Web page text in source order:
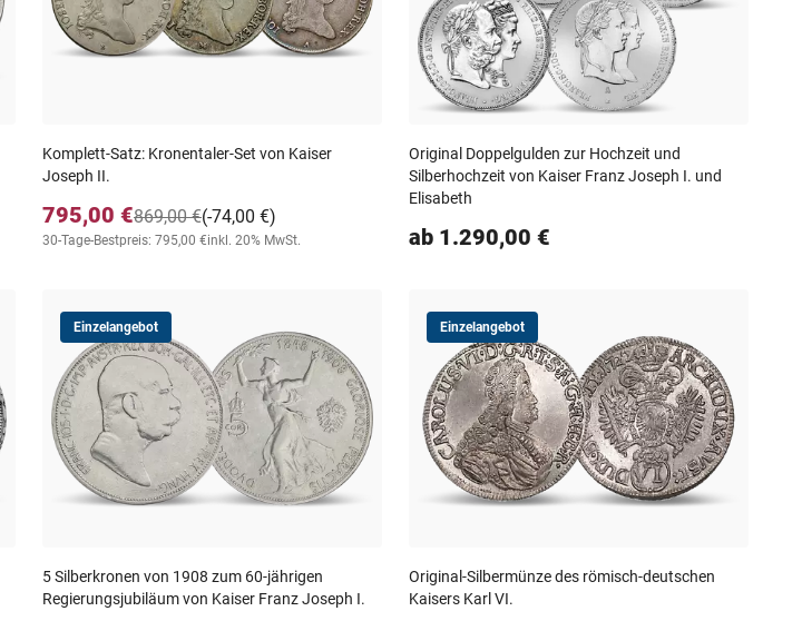
Komplett-Satz: Kronentaler-Set von Kaiser
Joseph II.
795,00 € (-74,00 €)
869,00 €
30-Tage-Bestpreis: 795,00 €inkl. 20% MwSt.
Original Doppelgulden zur Hochzeit und
Silberhochzeit von Kaiser Franz Joseph I. und
Elisabeth
ab 1.290,00 €
Einzelangebot
5 Silberkronen von 1908 zum 60-jährigen
Regierungsjubiläum von Kaiser Franz Joseph I.
Einzelangebot
Original-Silbermünze des römisch-deutschen
Kaisers Karl VI.